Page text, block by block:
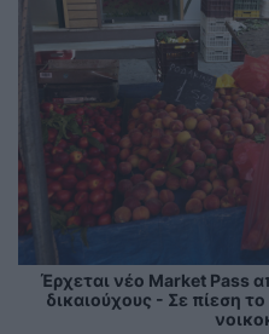
Έρχεται νέο Market Pass
δικαιούχους - Σε πίεση